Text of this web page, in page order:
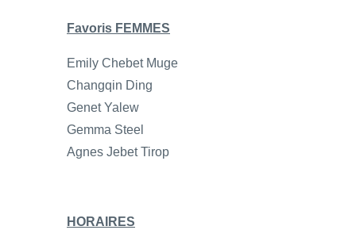
Favoris FEMMES
Emily Chebet Muge
Changqin Ding
Genet Yalew
Gemma Steel
Agnes Jebet Tirop
HORAIRES